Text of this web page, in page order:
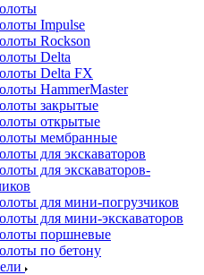
Impulse
Rockson
Delta
Delta FX
HammerMaster
закрытые
открытые
мембранные
для экскаваторов
для экскаваторов-
для мини-погрузчиков
для мини-экскаваторов
поршневые
по бетону